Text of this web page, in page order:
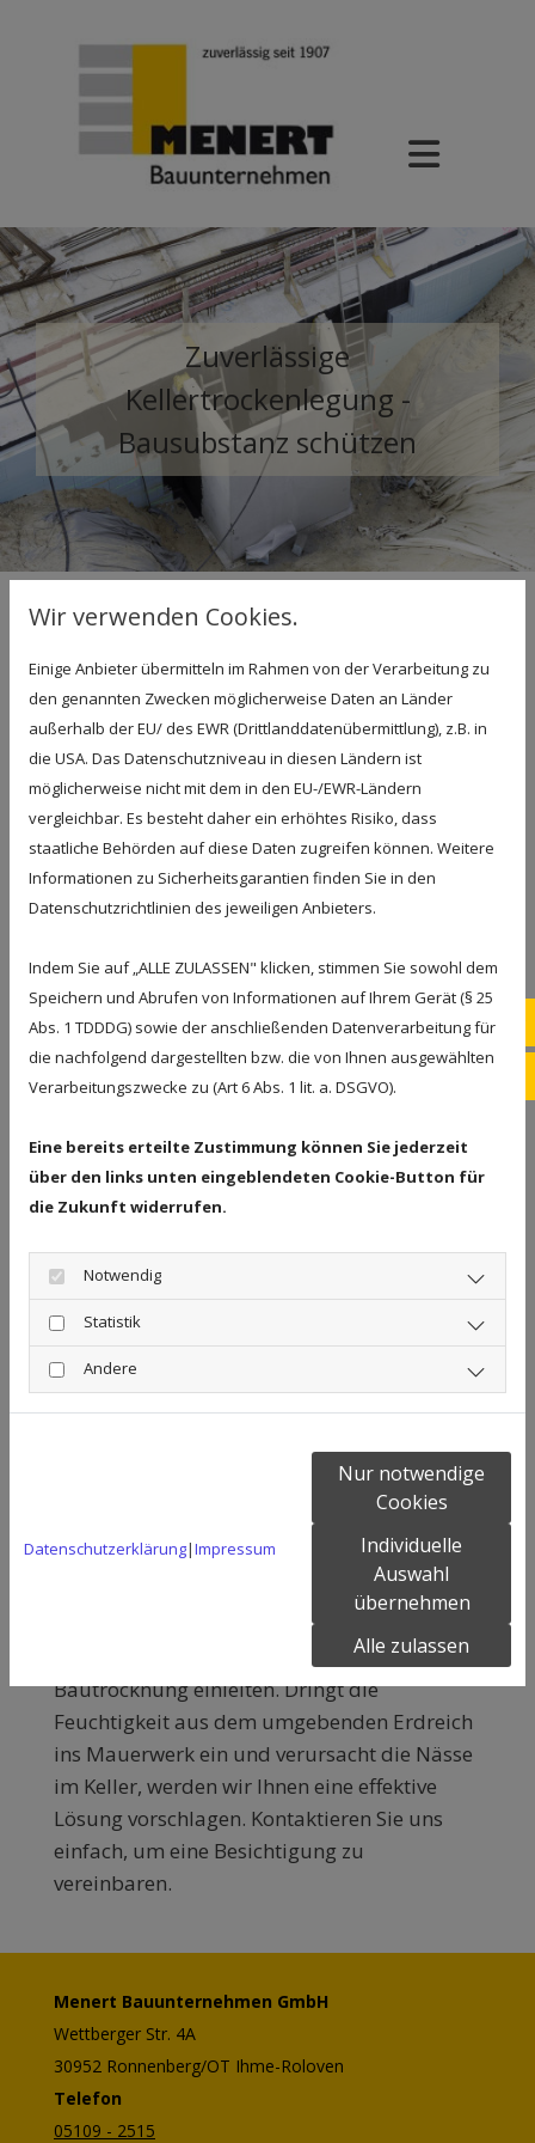
Zuverlässige
Kellertrockenlegung -
Bausubstanz schützen
aus Ronnenberg / Region
Hannover
Ein feuchter Keller kann auf unterschiedliche
Schäden oder Mängel zurückzuführen sein:
Eine defekte Wasser- oder Abwasserleitung
kommt ebenso in Betracht wie die fehlende
Isolierung des Mauerwerks gegen die
Drainage. Die Analyse der Schadensursache
ist ausschlaggebend für die weiteren
Maßnahmen, denn eine reine Bautrocknung
reicht in der Regel nicht aus, wenn die Quelle
Verlassen Sie sich auf unsere Erfahrungen,
die wir in unserer langjährigen Tätigkeit als
Bauunternehmen sammeln konnten.
Professionelle
Ursachenforschung und
Sobald uns die Ergebnisse der Analyse der
Schadenursache vorliegen, werden wir mit
Ihnen die weitere Vorgehensweise
besprechen. Handelt es sich um ein defektes
Wasserschadensanierung inklusive
Bautrocknung einleiten. Dringt die
Feuchtigkeit aus dem umgebenden Erdreich
ins Mauerwerk ein und verursacht die Nässe
im Keller, werden wir Ihnen eine effektive
Lösung vorschlagen. Kontaktieren Sie uns
einfach, um eine Besichtigung zu
vereinbaren.
Menert Bauunternehmen GmbH
Wettberger Str. 4A
30952 Ronnenberg/OT Ihme-Roloven
Telefon
05109 - 2515
Wir verwenden Cookies.
Einige Anbieter übermitteln im Rahmen von der Verarbeitung zu
den genannten Zwecken möglicherweise Daten an Länder
außerhalb der EU/ des EWR (Drittlanddatenübermittlung), z.B. in
die USA. Das Datenschutzniveau in diesen Ländern ist
möglicherweise nicht mit dem in den EU-/EWR-Ländern
vergleichbar. Es besteht daher ein erhöhtes Risiko, dass
staatliche Behörden auf diese Daten zugreifen können. Weitere
Informationen zu Sicherheitsgarantien finden Sie in den
Datenschutzrichtlinien des jeweiligen Anbieters.
Indem Sie auf „ALLE ZULASSEN" klicken, stimmen Sie sowohl dem
Speichern und Abrufen von Informationen auf Ihrem Gerät (§ 25
Abs. 1 TDDDG) sowie der anschließenden Datenverarbeitung für
die nachfolgend dargestellten bzw. die von Ihnen ausgewählten
Verarbeitungszwecke zu (Art 6 Abs. 1 lit. a. DSGVO).
Eine bereits erteilte Zustimmung können Sie jederzeit
über den links unten eingeblendeten Cookie-Button für
die Zukunft widerrufen.
Notwendig
Statistik
Andere
Datenschutzerklärung|Impressum
Nur notwendige
Cookies
Individuelle
Auswahl
übernehmen
Alle zulassen